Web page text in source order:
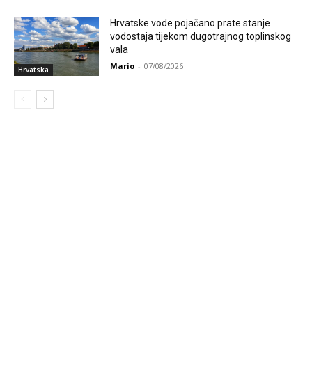
Hrvatska
Hrvatske vode pojačano prate stanje
vodostaja tijekom dugotrajnog toplinskog
vala
Mario - 07/08/2026